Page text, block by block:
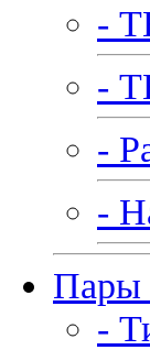
-
-
-
-
Пары
-